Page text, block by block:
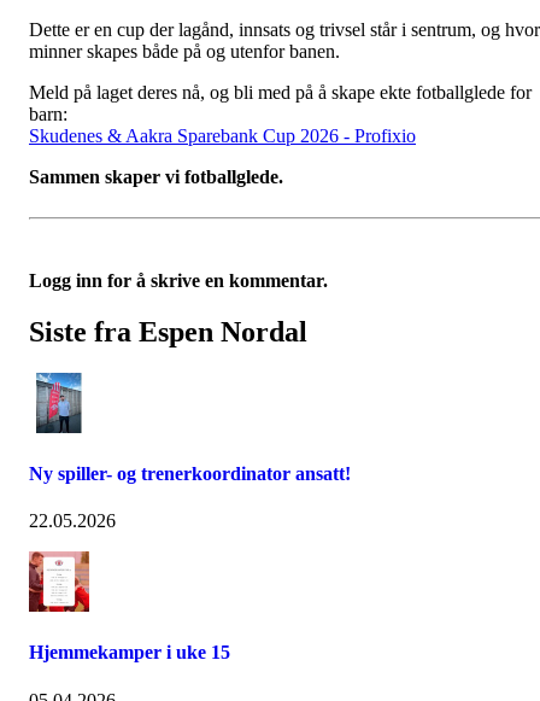
Dette er en cup der lagånd, innsats og trivsel står i sentrum, og hvor
minner skapes både på og utenfor banen.
Meld på laget deres nå, og bli med på å skape ekte fotballglede for
barn:
Skudenes & Aakra Sparebank Cup 2026 - Profixio
Sammen skaper vi fotballglede.
Logg inn for å skrive en kommentar.
Siste fra Espen Nordal
Ny spiller- og trenerkoordinator ansatt!
22.05.2026
Hjemmekamper i uke 15